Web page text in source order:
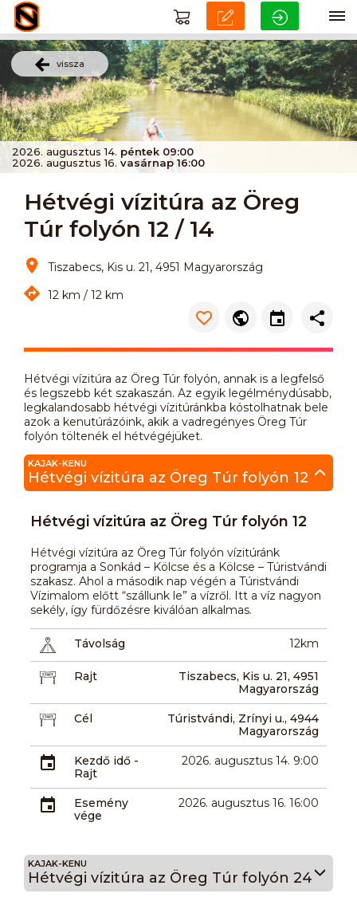
vissza
2026. augusztus 14. péntek 09:00
2026. augusztus 16. vasárnap 16:00
Hétvégi vízitúra az Öreg
Túr folyón 12 / 14
Tiszabecs, Kis u. 21, 4951 Magyarország
12 km / 12 km
Hétvégi vízitúra az Öreg Túr folyón, annak is a legfelső
és legszebb két szakaszán. Az egyik legélménydúsabb,
legkalandosabb hétvégi vízitúránkba kóstolhatnak bele
azok a kenutúrázóink, akik a vadregényes Öreg Túr
folyón töltenék el hétvégéjüket.
KAJAK-KENU
Hétvégi vízitúra az Öreg Túr folyón 12
Hétvégi vízitúra az Öreg Túr folyón 12
Hétvégi vízitúra az Öreg Túr folyón vízitúránk
programja a Sonkád – Kölcse és a Kölcse – Túristvándi
szakasz. Ahol a második nap végén a Túristvándi
Vízimalom előtt “szállunk le” a vízről. Itt a víz nagyon
sekély, így fürdőzésre kiválóan alkalmas.
Távolság 12km
Rajt
Tiszabecs, Kis u. 21, 4951
Magyarország
Cél
Túristvándi, Zrínyi u., 4944
Magyarország
Kezdő idő -
Rajt
2026. augusztus 14. 9:00
Esemény
vége
2026. augusztus 16. 16:00
KAJAK-KENU
Hétvégi vízitúra az Öreg Túr folyón 24